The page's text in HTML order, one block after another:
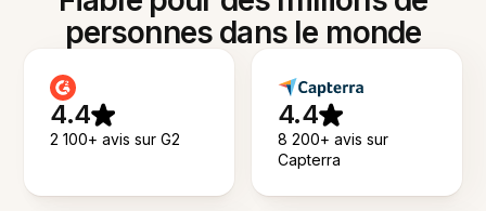
personnes dans le monde
4.4
2 100+ avis sur G2
4.4
8 200+ avis sur
Capterra